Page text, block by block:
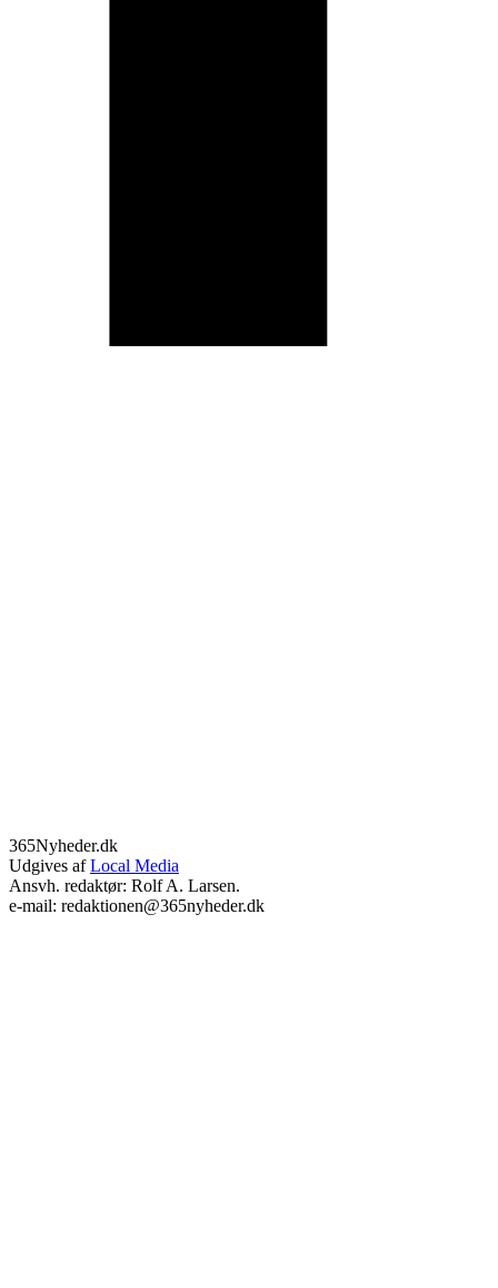
365Nyheder.dk
Udgives afLocal Media
Ansvh. redaktør: Rolf A. Larsen.
e-mail: redaktionen@365nyheder.dk